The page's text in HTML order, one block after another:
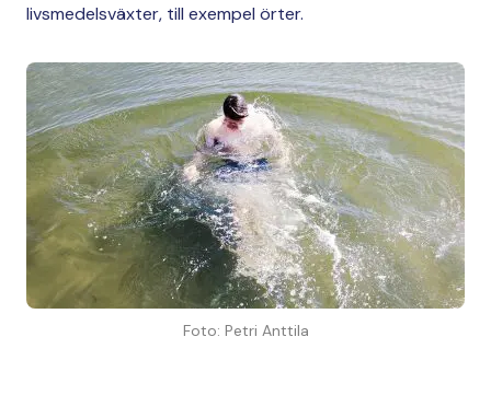
livsmedelsväxter, till exempel örter.
Foto: Petri Anttila